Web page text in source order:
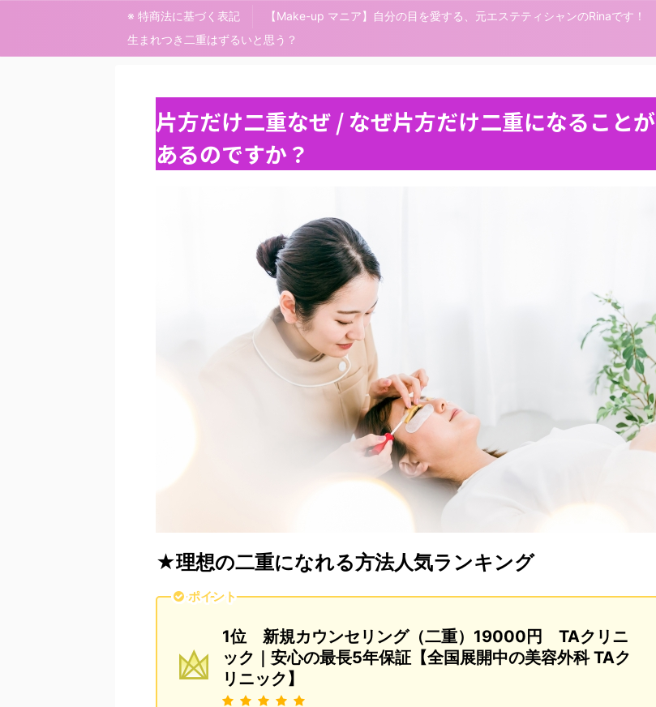
※ 特商法に基づく表記 【Make-up マニア】自分の目を愛する、元エステティシャンのRinaです！
生まれつき二重はずるいと思う？
片方だけ二重なぜ / なぜ片方だけ二重になることが
あるのですか？
★理想の二重になれる方法人気ランキング
ポイント
1位 新規カウンセリング（二重）19000円 TAクリニ
ック｜安心の最長5年保証【全国展開中の美容外科 TAク
リニック】